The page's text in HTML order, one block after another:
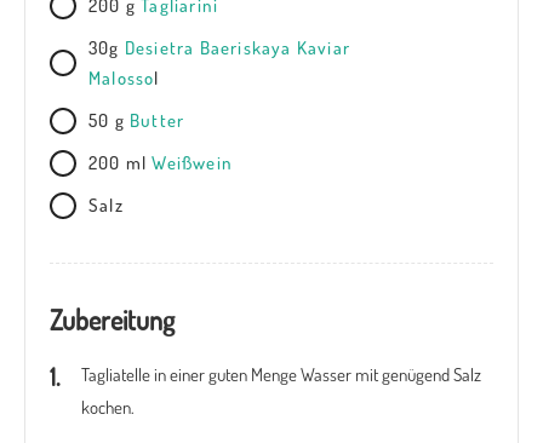
200 g Tagliarini
30g Desietra Baeriskaya Kaviar
Malossol
50 g Butter
200 mlWeißwein
Salz
Zubereitung
Tagliatelle in einer guten Menge Wasser mit genügend Salz
kochen.